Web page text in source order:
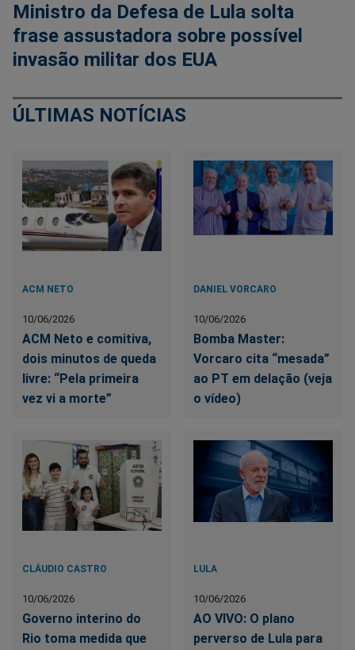
Ministro da Defesa de Lula solta
frase assustadora sobre possível
invasão militar dos EUA
ÚLTIMAS NOTÍCIAS
ACM NETO
10/06/2026
ACM Neto e comitiva,
dois minutos de queda
livre: “Pela primeira
vez vi a morte”
DANIEL VORCARO
10/06/2026
Bomba Master:
Vorcaro cita “mesada”
ao PT em delação (veja
o vídeo)
CLÁUDIO CASTRO
10/06/2026
Governo interino do
Rio toma medida que
LULA
10/06/2026
AO VIVO: O plano
perverso de Lula para